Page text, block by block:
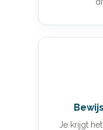
Je krijgt